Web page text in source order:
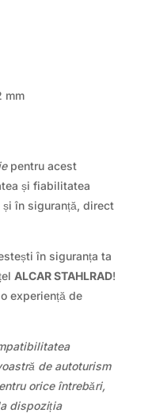
mm
pentru acest
și fiabilitatea
în siguranță, direct
în siguranța ta
ALCAR STAHLRAD!
experiență de
de autoturism
orice întrebări,
dispoziția